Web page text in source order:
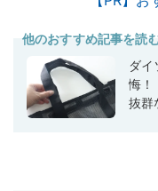
他のおすすめ記事を読
ダ
悔！
抜群